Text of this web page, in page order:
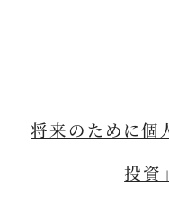
将来のために個
投資